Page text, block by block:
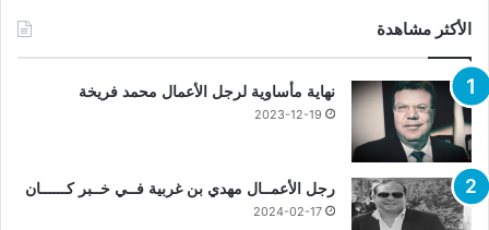
الأكثر مشاهدة
نهاية مأساوية لرجل الأعمال محمد فريخة
2023-12-19
رجل الأعمــال مهدي بن غربية فــي خــبر كــــــان
2024-02-17